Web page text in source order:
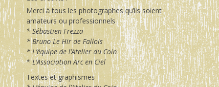
Merci à tous les photographes qu’ils soient
amateurs ou professionnels
* Sébastien Frezza
* Bruno Le Hir de Fallois
* L’équipe de l’Atelier du Coin
* L’Association Arc en Ciel
Textes et graphismes